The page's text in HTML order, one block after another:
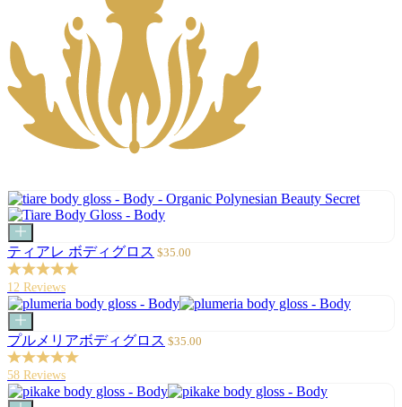
カ
ー
ト
に
追
加
ティアレ ボディグロス セ
価
格
$35.00
12 Reviews
カ
ー
ト
に
追
加
プルメリアボディグロス セ
価
格
$35.00
58 Reviews